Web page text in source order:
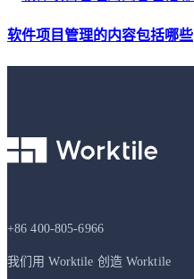
软件项目管理的内容包括哪些
+86 400-805-6966
我们用 Worktile 创造 Worktile